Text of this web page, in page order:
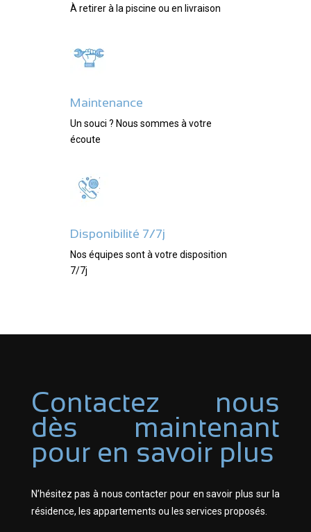
À retirer à la piscine ou en livraison
Maintenance
Un souci ? Nous sommes à votre
écoute
Disponibilité 7/7j
Nos équipes sont à votre disposition
7/7j
Contactez nous
dès maintenant
pour en savoir plus
N’hésitez pas à nous contacter pour en savoir plus sur la
résidence, les appartements ou les services proposés.